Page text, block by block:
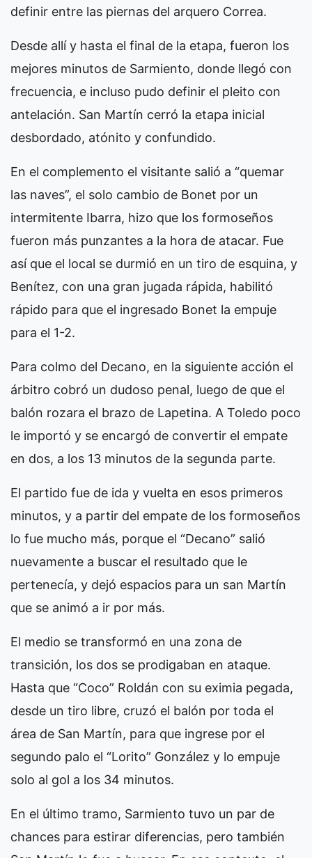
definir entre las piernas del arquero Correa.
Desde allí y hasta el final de la etapa, fueron los
mejores minutos de Sarmiento, donde llegó con
frecuencia, e incluso pudo definir el pleito con
antelación. San Martín cerró la etapa inicial
desbordado, atónito y confundido.
En el complemento el visitante salió a “quemar
las naves”, el solo cambio de Bonet por un
intermitente Ibarra, hizo que los formoseños
fueron más punzantes a la hora de atacar. Fue
así que el local se durmió en un tiro de esquina, y
Benítez, con una gran jugada rápida, habilitó
rápido para que el ingresado Bonet la empuje
para el 1-2.
Para colmo del Decano, en la siguiente acción el
árbitro cobró un dudoso penal, luego de que el
balón rozara el brazo de Lapetina. A Toledo poco
le importó y se encargó de convertir el empate
en dos, a los 13 minutos de la segunda parte.
El partido fue de ida y vuelta en esos primeros
minutos, y a partir del empate de los formoseños
lo fue mucho más, porque el “Decano” salió
nuevamente a buscar el resultado que le
pertenecía, y dejó espacios para un san Martín
que se animó a ir por más.
El medio se transformó en una zona de
transición, los dos se prodigaban en ataque.
Hasta que “Coco” Roldán con su eximia pegada,
desde un tiro libre, cruzó el balón por toda el
área de San Martín, para que ingrese por el
segundo palo el “Lorito” González y lo empuje
solo al gol a los 34 minutos.
En el último tramo, Sarmiento tuvo un par de
chances para estirar diferencias, pero también